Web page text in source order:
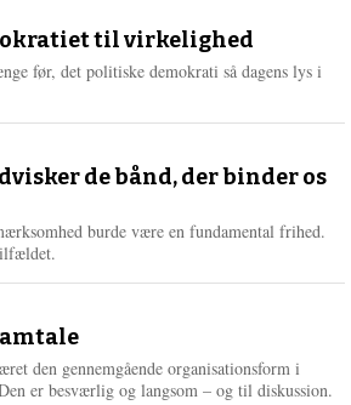
e
r
til virkelighed
før, det politiske demokrati så dagens lys i
de bånd, der binder os
burde være en fundamental frihed.
den gennemgående organisationsform i
er besværlig og langsom – og til diskussion.